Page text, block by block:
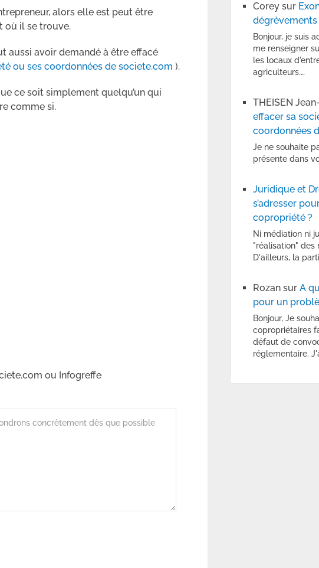
alors elle est peut être
où il se trouve.
aussi avoir demandé à être effacé
ou ses coordonnées de societe.com ).
ce soit simplement quelqu’un qui
comme si.
ou Infogreffe
Corey sur
Bonjour, je suis
me renseigner
les locaux
agriculteurs.…
THEISEN
effacer sa
coordonnées
Je ne souhaite
présente dans
Juridique et
s’adresser
copropriété ?
Ni médiation ni
"réalisation" des
D'ailleurs, la
Rozan surA
pour un
Bonjour, Je
copropriétaires
défaut de
réglementaire.